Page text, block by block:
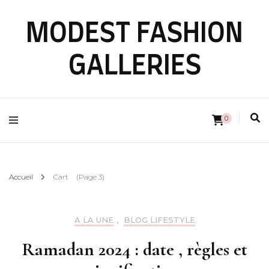
MODEST FASHION
GALLERIES
0
Accueil Cart (Page 3)
A LA UNE , BLOG LIFESTYLE
Ramadan 2024 : date , règles et